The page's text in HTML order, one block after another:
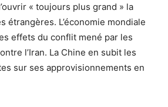
« toujours plus grand » la
étrangères. L’économie mondiale
effets du conflit mené par les
l’Iran. La Chine en subit les
sur ses approvisionnements en